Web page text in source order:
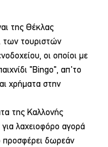
της Θέκλας
των τουριστών
οι οποίοι με
"Bingo", απ'το
χρήματα στην
της Καλλονής
λαχειοφόρο αγορά
προσφέρει δωρεάν